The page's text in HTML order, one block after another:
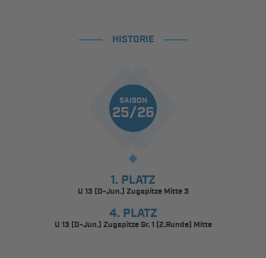
HISTORIE
SAISON
25/26
1. PLATZ
U 13 (D-Jun.) Zugspitze Mitte 3
4. PLATZ
U 13 (D-Jun.) Zugspitze Gr. 1 (2.Runde) Mitte